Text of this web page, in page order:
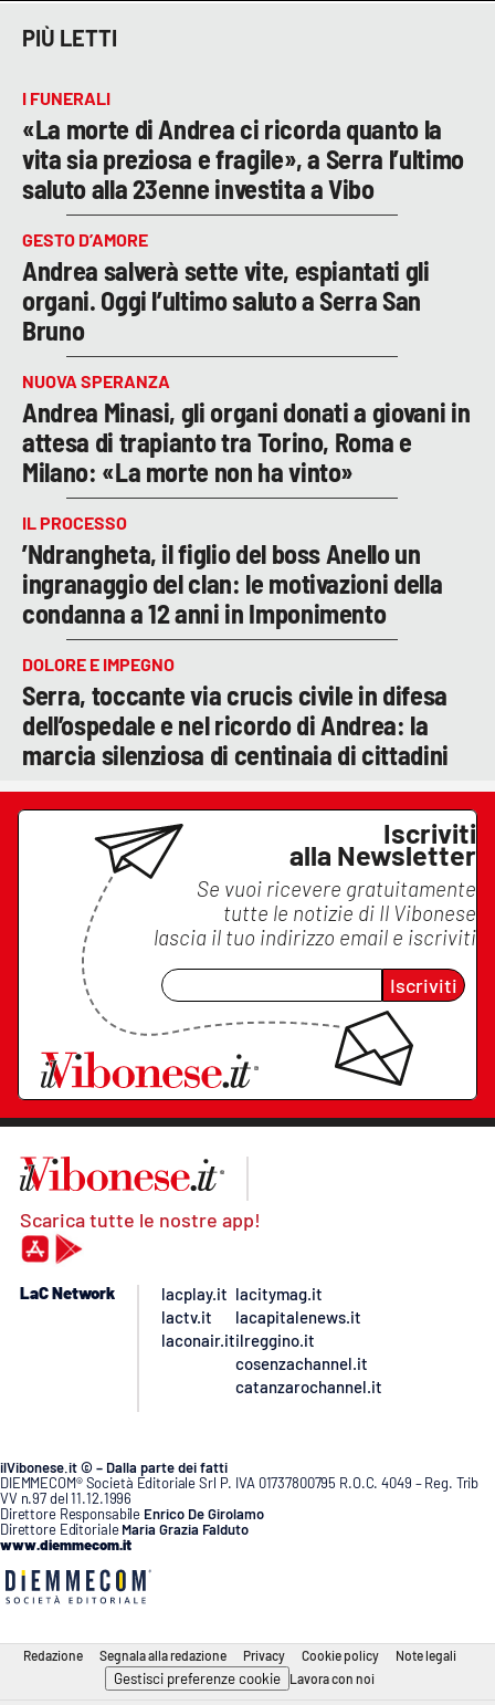
PIÙ LETTI
I FUNERALI
«La morte di Andrea ci ricorda quanto la
vita sia preziosa e fragile», a Serra l’ultimo
saluto alla 23enne investita a Vibo
GESTO D’AMORE
Andrea salverà sette vite, espiantati gli
organi. Oggi l’ultimo saluto a Serra San
Bruno
NUOVA SPERANZA
Andrea Minasi, gli organi donati a giovani in
attesa di trapianto tra Torino, Roma e
Milano: «La morte non ha vinto»
IL PROCESSO
’Ndrangheta, il figlio del boss Anello un
ingranaggio del clan: le motivazioni della
condanna a 12 anni in Imponimento
DOLORE E IMPEGNO
Serra, toccante via crucis civile in difesa
dell’ospedale e nel ricordo di Andrea: la
marcia silenziosa di centinaia di cittadini
Iscriviti
alla Newsletter
Se vuoi ricevere gratuitamente
tutte le notizie di Il Vibonese
lascia il tuo indirizzo email e iscriviti
Iscriviti
Scarica tutte le nostre app!
LaC Network
lacplay.it
lactv.it
laconair.it
lacitymag.it
lacapitalenews.it
ilreggino.it
cosenzachannel.it
catanzarochannel.it
ilVibonese.it © – Dalla parte dei fatti
DIEMMECOM® Società Editoriale Srl P. IVA 01737800795 R.O.C. 4049 – Reg. Trib
VV n.97 del 11.12.1996
Direttore Responsabile Enrico De Girolamo
Direttore Editoriale Maria Grazia Falduto
www.diemmecom.it
Redazione Segnala alla redazione Privacy Cookie policy Note legali
Gestisci preferenze cookie Lavora con noi